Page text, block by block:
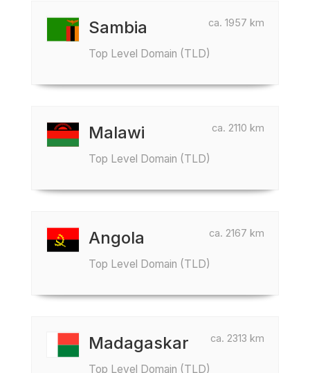
ca. 1957 km
Sambia
Top Level Domain (TLD)
ca. 2110 km
Malawi
Top Level Domain (TLD)
ca. 2167 km
Angola
Top Level Domain (TLD)
ca. 2313 km
Madagaskar
Top Level Domain (TLD)